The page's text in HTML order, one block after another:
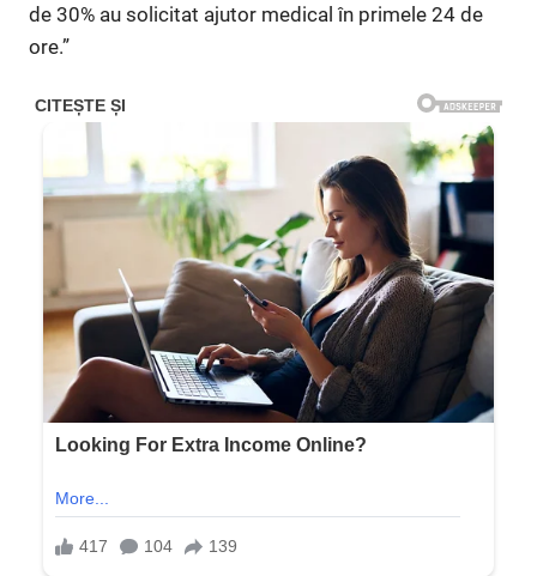
de 30% au solicitat ajutor medical în primele 24 de
ore.”